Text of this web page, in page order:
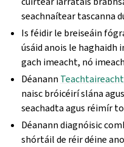
seachnaítear tascanna
Is féidir le breiseáin
úsáid anois le haghaidh
gach imeacht, nó
Déanann
naisc bróicéirí slána
seachadta agus réimír
Déanann diagnóisic
shórtáil de réir déine